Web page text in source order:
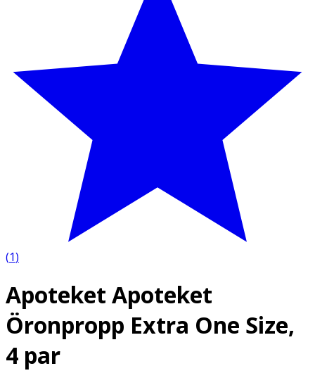
(1)
Apoteket Apoteket
Öronpropp Extra One Size,
4 par